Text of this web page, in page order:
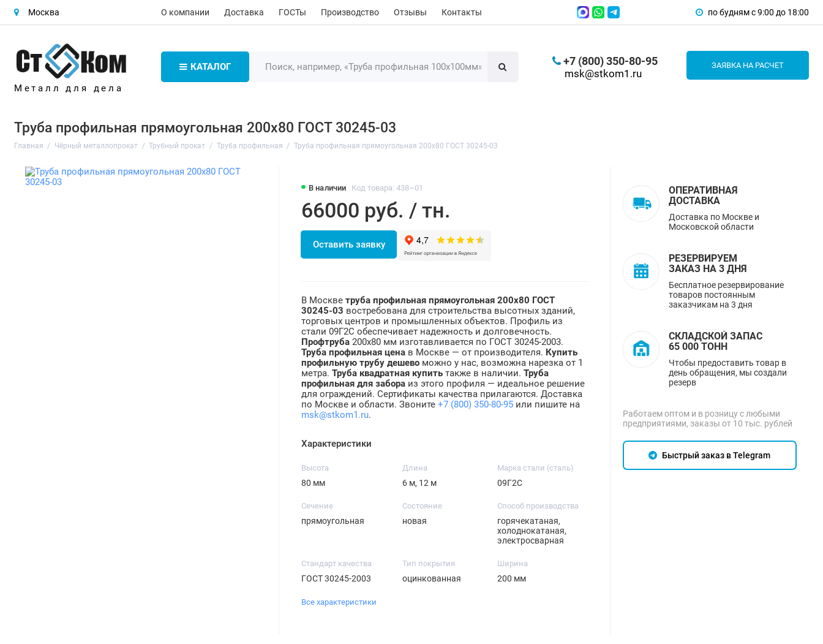
Москва О компании Доставка ГОСТы Производство Отзывы Контакты по будням с 9:00 до 18:00
Металл для дела
КАТАЛОГ +7 (800) 350-80-95
msk@stkom1.ru
ЗАЯВКА НА РАСЧЕТ
Труба профильная прямоугольная 200х80 ГОСТ 30245-03
Главная Чёрный металлопрокат Трубный прокат Труба профильная Труба профильная прямоугольная 200х80 ГОСТ 30245-03
В наличии Код товара: 438~01
66000 руб. / тн.
Оставить заявку
В Москветруба профильная прямоугольная 200х80 ГОСТ
30245-03 востребована для строительства высотных зданий,
торговых центров и промышленных объектов. Профиль из
стали 09Г2С обеспечивает надежность и долговечность.
Профтруба 200х80 мм изготавливается по ГОСТ 30245-2003.
Труба профильная цена в Москве — от производителя. Купить
профильную трубу дешево можно у нас, возможна нарезка от 1
метра.Труба квадратная купить также в наличии.Труба
профильная для забора из этого профиля — идеальное решение
для ограждений. Сертификаты качества прилагаются. Доставка
по Москве и области. Звоните+7 (800) 350-80-95 или пишите на
msk@stkom1.ru.
Характеристики
Высота
80 мм
Длина
6 м, 12 м
Марка стали (сталь)
09Г2С
Сечение
прямоугольная
Состояние
новая
Способ производства
горячекатаная,
холоднокатаная,
электросварная
Стандарт качества
ГОСТ 30245-2003
Тип покрытия
оцинкованная
Ширина
200 мм
Все характеристики
ОПЕРАТИВНАЯ
ДОСТАВКА
Доставка по Москве и
Московской области
РЕЗЕРВИРУЕМ
ЗАКАЗ НА 3 ДНЯ
Бесплатное резервирование
товаров постоянным
заказчикам на 3 дня
СКЛАДСКОЙ ЗАПАС
65 000 ТОНН
Чтобы предоставить товар в
день обращения, мы создали
резерв
Работаем оптом и в розницу с любыми
предприятиями, заказы от 10 тыс. рублей
Быстрый заказ в Telegram